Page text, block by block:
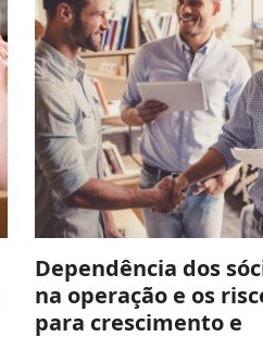
Dependência dos
na operação e os
para crescimento e